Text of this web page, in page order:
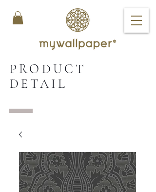
PRODUCT
DETAIL